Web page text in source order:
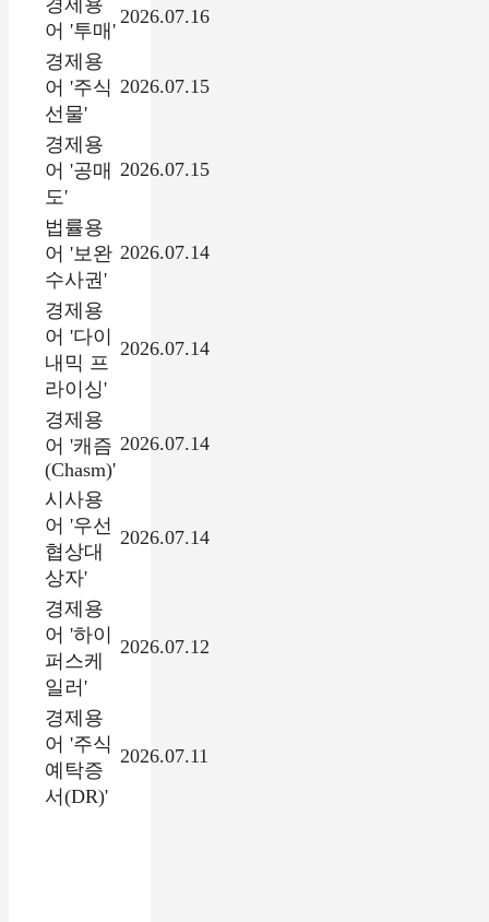
어 '투매'
2026.07.16
경제용
어 '주식
선물'
2026.07.15
경제용
어 '공매
도'
2026.07.15
법률용
어 '보완
수사권'
2026.07.14
경제용
어 '다이
내믹 프
라이싱'
2026.07.14
경제용
어 '캐즘
(Chasm)'
2026.07.14
시사용
어 '우선
협상대
상자'
2026.07.14
경제용
어 '하이
퍼스케
일러'
2026.07.12
경제용
어 '주식
예탁증
서(DR)'
2026.07.11